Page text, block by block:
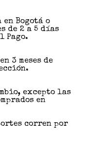
Bogotá o
de 2 a 5 días
Pago.
3 meses de
excepto las
en
corren por